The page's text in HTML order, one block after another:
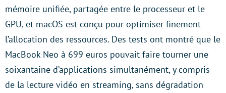
mémoire unifiée, partagée entre le processeur et le
GPU, et macOS est conçu pour optimiser finement
l’allocation des ressources. Des tests ont montré que le
MacBook Neo à 699 euros pouvait faire tourner une
soixantaine d’applications simultanément, y compris
de la lecture vidéo en streaming, sans dégradation